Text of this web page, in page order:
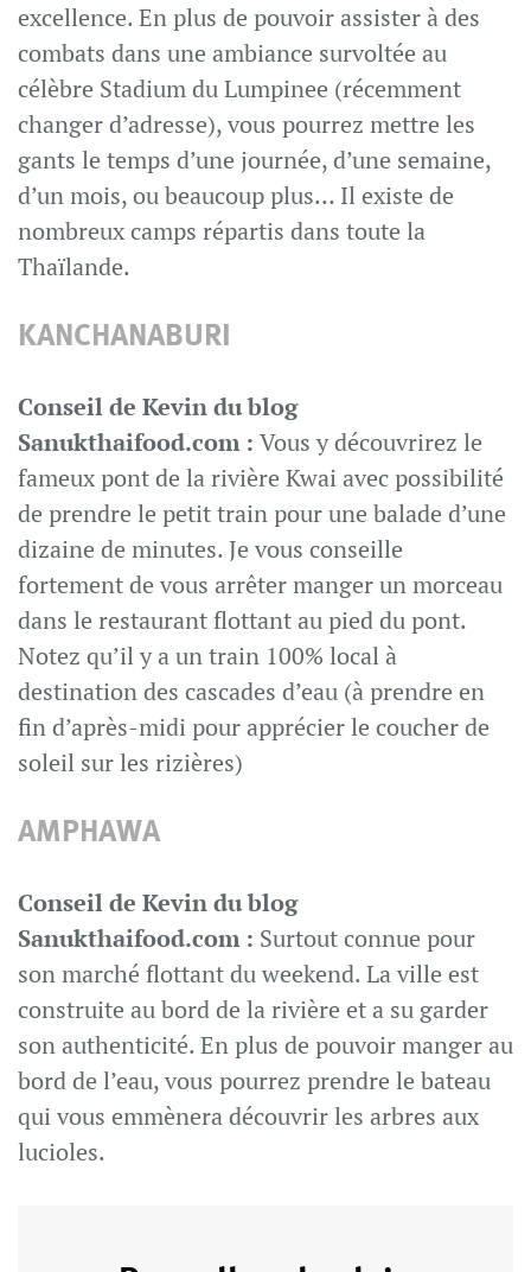
excellence. En plus de pouvoir assister à des
combats dans une ambiance survoltée au
célèbre Stadium du Lumpinee (récemment
changer d’adresse), vous pourrez mettre les
gants le temps d’une journée, d’une semaine,
d’un mois, ou beaucoup plus… Il existe de
nombreux camps répartis dans toute la
Thaïlande.
KANCHANABURI
Conseil de Kevin du blog
Sanukthaifood.com : Vous y découvrirez le
fameux pont de la rivière Kwai avec possibilité
de prendre le petit train pour une balade d’une
dizaine de minutes. Je vous conseille
fortement de vous arrêter manger un morceau
dans le restaurant flottant au pied du pont.
Notez qu’il y a un train 100% local à
destination des cascades d’eau (à prendre en
fin d’après-midi pour apprécier le coucher de
soleil sur les rizières)
AMPHAWA
Conseil de Kevin du blog
Sanukthaifood.com : Surtout connue pour
son marché flottant du weekend. La ville est
construite au bord de la rivière et a su garder
son authenticité. En plus de pouvoir manger au
bord de l’eau, vous pourrez prendre le bateau
qui vous emmènera découvrir les arbres aux
lucioles.